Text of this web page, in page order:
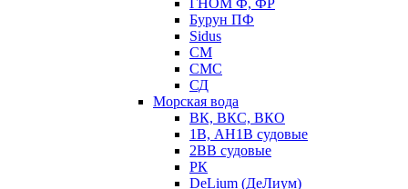
ГНОМ Ф, ФР
Бурун ПФ
Sidus
СМ
СМС
СД
Морская вода
ВК, ВКС, ВКО
1В, АН1В судовые
2ВВ судовые
РК
DeLium (ДеЛиум)